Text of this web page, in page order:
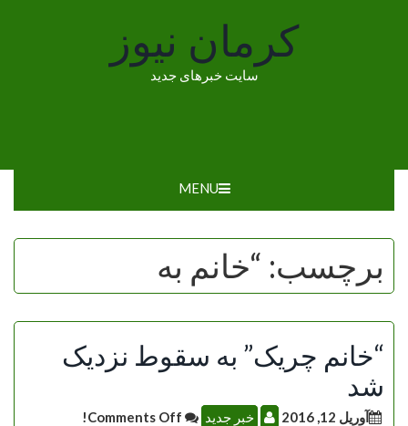
کرمان نیوز
سایت خبرهای جدید
MENU
برچسب: “خانم به
“خانم چریک” به سقوط نزدیک
شد
آوریل 12, 2016 خبر جدید